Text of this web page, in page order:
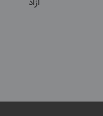
آزاد